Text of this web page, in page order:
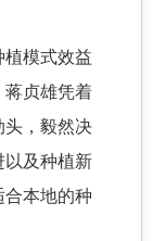
模式效益
蒋贞雄凭着
头，毅然决
以及种植新
本地的种